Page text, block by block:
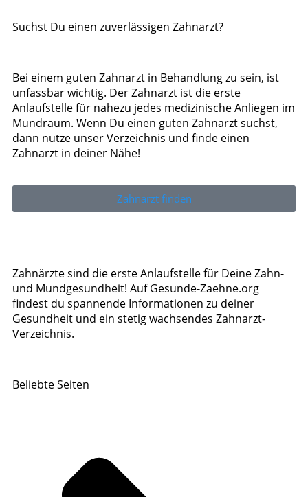
Suchst Du einen zuverlässigen Zahnarzt?
Bei einem guten Zahnarzt in Behandlung zu sein, ist
unfassbar wichtig. Der Zahnarzt ist die erste
Anlaufstelle für nahezu jedes medizinische Anliegen im
Mundraum. Wenn Du einen guten Zahnarzt suchst,
dann nutze unser Verzeichnis und finde einen
Zahnarzt in deiner Nähe!
Zahnarzt finden
Zahnärzte sind die erste Anlaufstelle für Deine Zahn-
und Mundgesundheit! Auf Gesunde-Zaehne.org
findest du spannende Informationen zu deiner
Gesundheit und ein stetig wachsendes Zahnarzt-
Verzeichnis.
Beliebte Seiten